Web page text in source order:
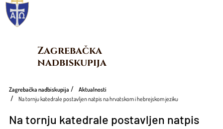
Zagrebačka
nadbiskupija
Zagrebačka nadbiskupija
Aktualnosti
Na tornju katedrale postavljen natpis na hrvatskom i hebrejskom jeziku
Na tornju katedrale postavljen natpis